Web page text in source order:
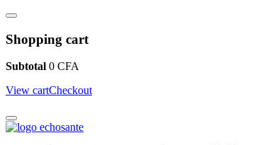
Shopping cart
Subtotal 0 CFA
View cartCheckout